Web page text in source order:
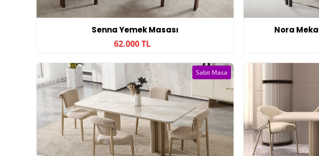
Senna Yemek Masası
62.000 TL
Nora
Sabit Masa